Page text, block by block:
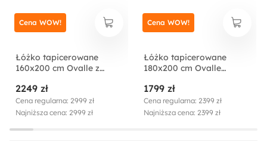
Długość:
216 cm
Rodzaj:
Funkcje:
Łóżko tapicerowane
160x200 cm Ovalle z
metalowy beżowe szenil
nóżki złote
2249 zł
Cena regularna: 2999 zł
Najniższa cena: 2999 zł
Cena WOW!
Łóżko tapicerowane
180x200 cm Ovalle
hydrofobowa nóżki złote
1799 zł
Cena regularna: 2399 zł
Najniższa cena: 2399 zł
Cena WOW!